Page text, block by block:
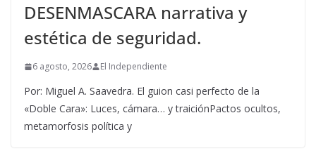
DESENMASCARA narrativa y
estética de seguridad.
6 agosto, 2026 El Independiente
Por: Miguel A. Saavedra. El guion casi perfecto de la
«Doble Cara»: Luces, cámara… y traiciónPactos ocultos,
metamorfosis política y